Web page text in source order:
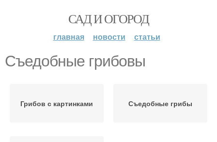
САД И ОГОРОД
главная новости статьи
Съедобные грибовы
Грибов с картинками Съедобные грибы